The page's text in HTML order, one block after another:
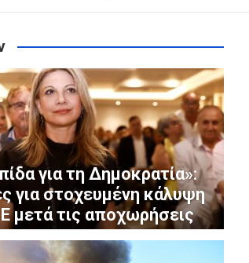
ξεκινώντας από τη Λαμία
για τη Δημοκρατία»:
για στοχευμένη κάλυψη
μετά τις αποχωρήσεις